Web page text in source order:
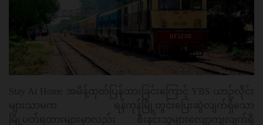
Stay At Home အမိန့်ထုတ်ပြန်ထားခြင်းကြောင့် YBS ယာဥ်လိုင်း
များသာမက ရန်ကုန်မြို့တွင်းပြေးဆွဲလျက်ရှိသော
မြို့ပတ်ရထားများမှာလည်း စီးနင်းသူများလျော့ကျလျက်ရှိ